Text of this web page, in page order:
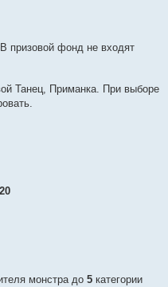
призовой фонд не входят
Танец, Приманка. При выборе
монстра до 5 категории